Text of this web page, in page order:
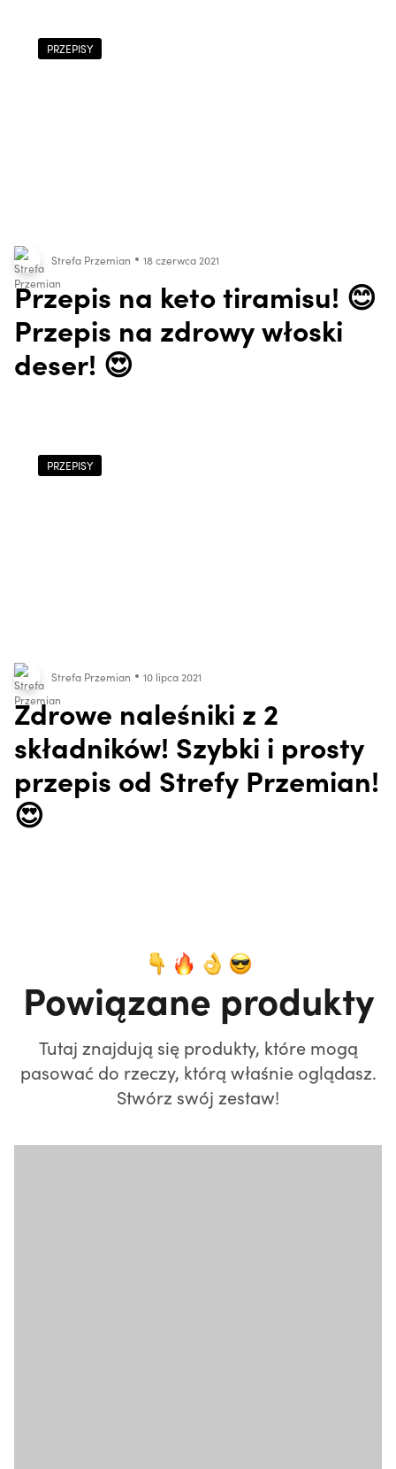
PRZEPISY
Strefa Przemian 18 czerwca 2021
Przepis na keto tiramisu! 😊
Przepis na zdrowy włoski
deser! 😍
PRZEPISY
Strefa Przemian 10 lipca 2021
Zdrowe naleśniki z 2
składników! Szybki i prosty
przepis od Strefy Przemian!
😍
Powiązane produkty
Tutaj znajdują się produkty, które mogą
pasować do rzeczy, którą właśnie oglądasz.
Stwórz swój zestaw!